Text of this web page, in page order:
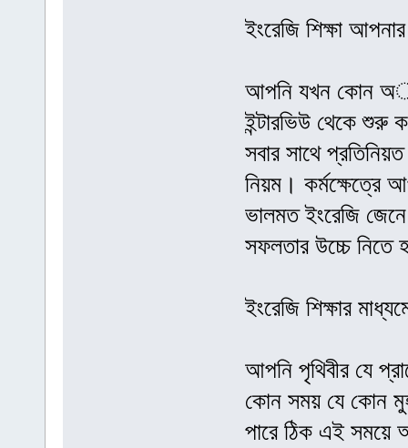
ইংরেজি শিক্ষা
আপনি যখন কোন
ইন্টারভিউ থেকে
সবার সাথে
নিয়ম। কর্মক্ষেত্রে
ভালমত ইংরেজি
সফলতার উচ্চে নিতে
ইংরেজি শিক্ষার
আপনি পৃথিবীর যে
কোন সময় যে কোন
পারে ঠিক এই সময়ে